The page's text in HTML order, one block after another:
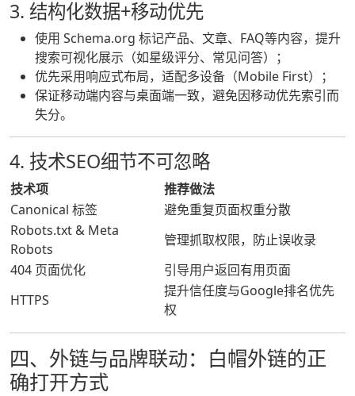
3. 结构化数据+移动优先
使用 Schema.org 标记产品、文章、FAQ等内容，提升
搜索可视化展示（如星级评分、常见问答）；
优先采用响应式布局，适配多设备（Mobile First）；
保证移动端内容与桌面端一致，避免因移动优先索引而
失分。
4. 技术SEO细节不可忽略
技术项
推荐做法
Canonical 标签
避免重复页面权重分散
Robots.txt & Meta
Robots
管理抓取权限，防止误收录
404 页面优化
引导用户返回有用页面
HTTPS
提升信任度与Google排名优先
权
四、外链与品牌联动：白帽外链的正
确打开方式